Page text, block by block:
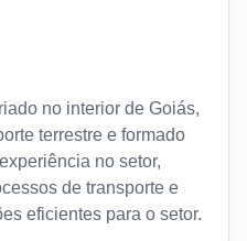
no interior de Goiás,
terrestre e formado
no setor,
de transporte e
eficientes para o setor.